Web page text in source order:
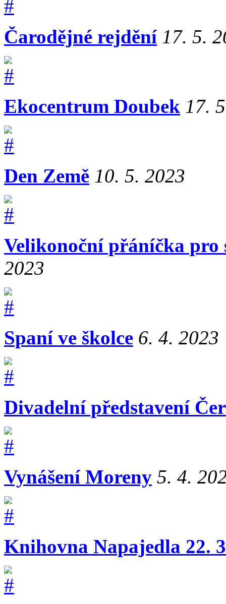
Čarodějné rejdění 17. 5.
Ekocentrum Doubek 17.
Den Země 10. 5. 2023
Velikonoční přáníčka pro
2023
Spaní ve školce 6. 4. 2023
Divadelní představení
Vynášení Moreny 5. 4.
Knihovna Napajedla 22.